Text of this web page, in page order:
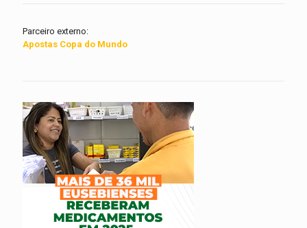
Parceiro externo:
Apostas Copa do Mundo